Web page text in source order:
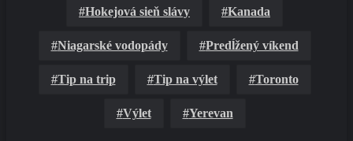
Hokejová sieň slávy Kanada
Niagarské vodopády Predĺžený víkend
Tip na trip Tip na výlet Toronto
Výlet Yerevan